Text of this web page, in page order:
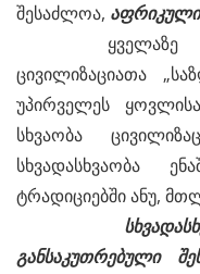
შესაძლოა, აფრიკული
ყველაზე
ცივილიზაციათა
უპირველეს
სხვაობა
სხვადასხვაობა
ტრადიციებში ანუ,
განსაკუთრებული